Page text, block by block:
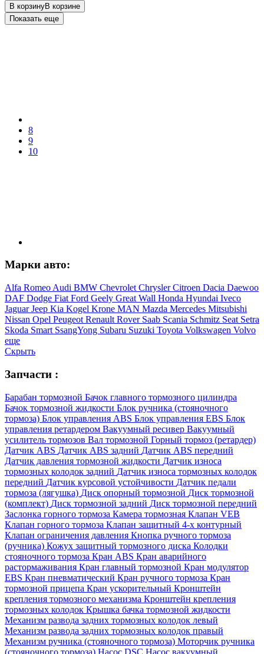
В корзинуВ корзине
Показать еще
8
9
10
Марки авто:
Alfa Romeo Audi BMW Chevrolet ChryslerCitroen Dacia Daewoo
DAF Dodge Fiat Ford Geely Great Wall Honda Hyundai Iveco
JaguarJeep Kia Kogel Krone MAN Mazda Mercedes Mitsubishi
Nissan Opel Peugeot Renault Rover Saab Scania Schmitz Seat Setra
Skoda Smart SsangYong Subaru Suzuki Toyota Volkswagen Volvo
еще
Скрыть
Запчасти :
Барабан тормозной Бачок главного тормозного цилиндра
Бачок тормозной жидкости Блок ручника (стояночного
тормоза) Блок управления ABS Блок управления EBS Блок
управления ретардером Вакуумный ресивер Вакуумный
усилитель тормозов Вал тормозной Горный тормоз (ретардер)
Датчик ABS Датчик ABS задний Датчик ABS передний
Датчик давления тормозной жидкости Датчик износа
тормозных колодок задний Датчик износа тормозных колодок
передний Датчик курсовой устойчивости Датчик педали
тормоза (лягушка) Диск опорный тормозной Диск тормозной
(комплект) Диск тормозной задний Диск тормозной передний
Заслонка горного тормоза Камера тормозная Клапан VEB
Клапан горного тормоза Клапан защитный 4-х контурный
Клапан ограничения давления Кнопка ручного тормоза
(ручника) Кожух защитный тормозного диска Колодки
стояночного тормоза Кран ABS Кран аварийного
растормаживания Кран главный тормозной Кран модулятор
EBS Кран пневматический Кран ручного тормоза Кран
тормозной прицепа Кран ускорительный Кронштейн
крепления тормозного механизма Кронштейн крепления
тормозных колодок Крышка бачка тормозной жидкости
Механизм развода задних тормозных колодок левый
Механизм развода задних тормозных колодок правый
Механизм ручника (стояночного тормоза) Моторчик ручника
(стояночного тормоза) Насос DSC Насос вакуумный